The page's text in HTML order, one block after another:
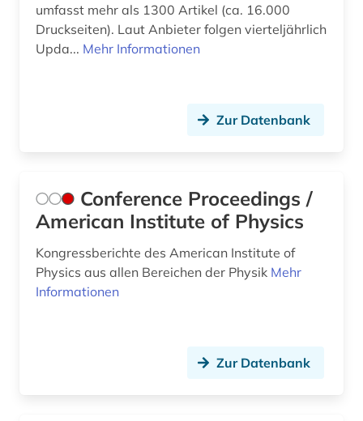
umfasst mehr als 1300 Artikel (ca. 16.000
Druckseiten). Laut Anbieter folgen vierteljährlich
Upda... Mehr Informationen
Zur Datenbank
Conference Proceedings /
American Institute of Physics
Kongressberichte des American Institute of
Physics aus allen Bereichen der Physik Mehr
Informationen
Zur Datenbank